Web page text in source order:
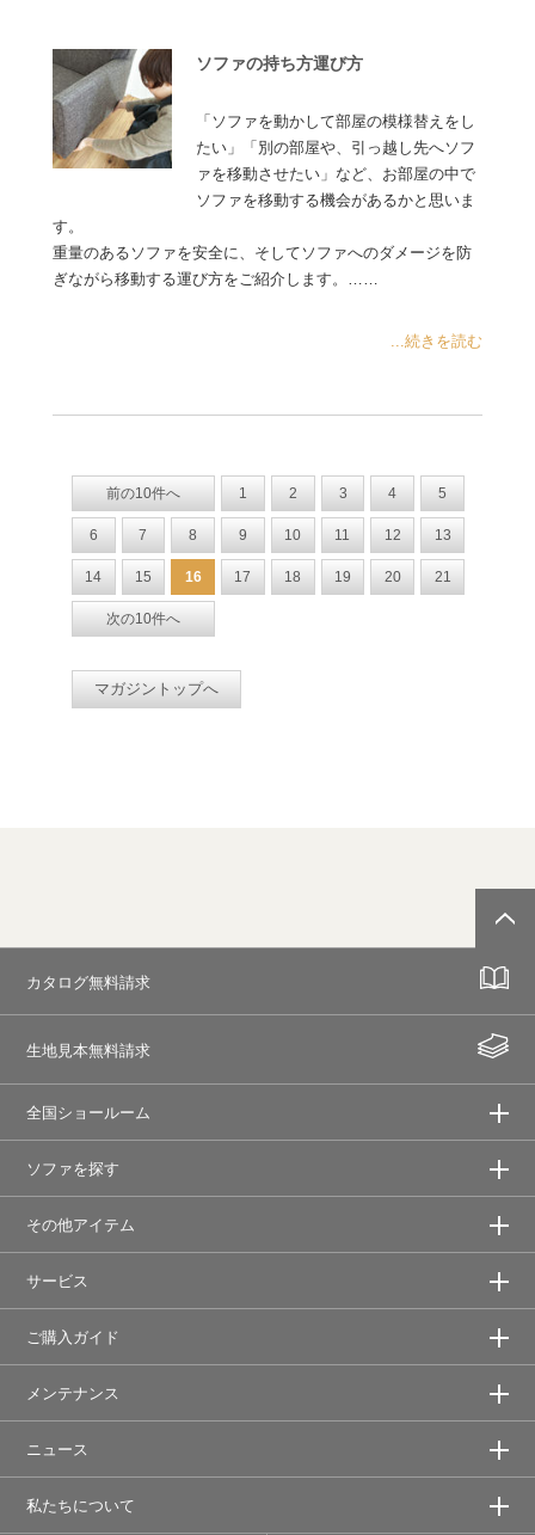
ソファの持ち方運び方
「ソファを動かして部屋の模様替えをし
たい」「別の部屋や、引っ越し先へソフ
ァを移動させたい」など、お部屋の中で
ソファを移動する機会があるかと思いま
す。
重量のあるソファを安全に、そしてソファへのダメージを防
ぎながら移動する運び方をご紹介します。……
...続きを読む
前の10件へ 1 2 3 4 5
6 7 8 9 10 11 12 13
14 15 16 17 18 19 20 21
次の10件へ
マガジントップへ
カタログ無料請求
生地見本無料請求
全国ショールーム
ソファを探す
その他アイテム
サービス
ご購入ガイド
メンテナンス
ニュース
私たちについて